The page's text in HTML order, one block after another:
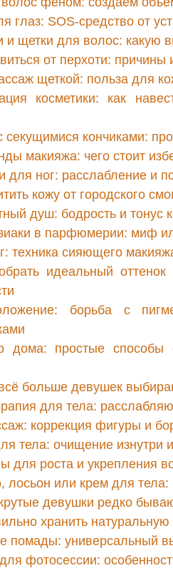
глаз: SOS-средство от
и щетки для волос: какую
от перхоти:
щеткой: польза для
косметики: как
секущимися кончиками:
макияжа: чего стоит
для ног: расслабление и
кожу от городского
душ: бодрость и тонус
в парфюмерии: миф
техника сияющего
идеальный
борьба с
дома: простые способы
больше девушек
для тела:
коррекция фигуры и
тела: очищение изнутри
для роста и укрепления
лосьон или крем для тела:
девушки редко
хранить натуральную
помады: универсальный
фотосессии: